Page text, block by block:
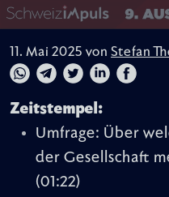
11. Mai 2025 von Stefan
Zeitstempel:
Umfrage: Über
der Gesellschaft
(01:22)